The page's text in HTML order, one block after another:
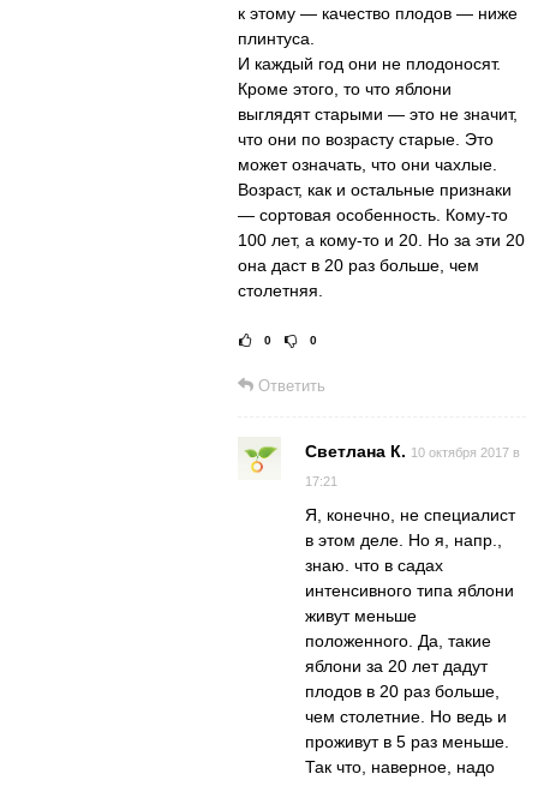
к этому — качество плодов — ниже
плинтуса.
И каждый год они не плодоносят.
Кроме этого, то что яблони
выглядят старыми — это не значит,
что они по возрасту старые. Это
может означать, что они чахлые.
Возраст, как и остальные признаки
— сортовая особенность. Кому-то
100 лет, а кому-то и 20. Но за эти 20
она даст в 20 раз больше, чем
столетняя.
Рейтинг статьи:
0 0
Ответить
Светлана К. 10 октября 2017 в
17:21
Я, конечно, не специалист
в этом деле. Но я, напр.,
знаю. что в садах
интенсивного типа яблони
живут меньше
положенного. Да, такие
яблони за 20 лет дадут
плодов в 20 раз больше,
чем столетние. Но ведь и
проживут в 5 раз меньше.
Так что, наверное, надо